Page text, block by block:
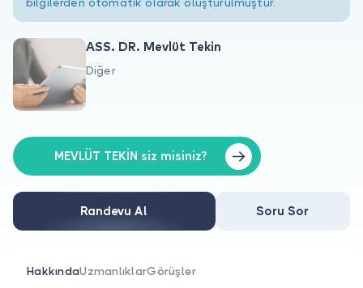
Hakkımızda
Doktorlar için
Doktor musunuz?
ASS. DR. Mevlüt Tekin
Diğer
MEVLÜT TEKİN siz misiniz?
Randevu Al Soru Sor
HakkındaUzmanlıklarGörüşler